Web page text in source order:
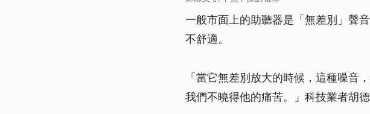
一般市面上的助聽器是「無差別」聲
不舒適。
「當它無差別放大的時候，這種噪音
我們不曉得他的痛苦。」科技業者胡德